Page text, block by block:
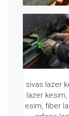
sivas lazer
lazer
esim, fiber